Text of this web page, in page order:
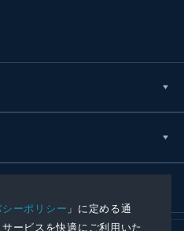
ーポリシー 」に定める通
ービスを快適にご利用いた